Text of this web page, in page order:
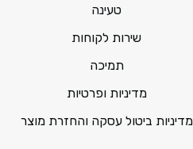
טעינה
שירות לקוחות
תמיכה
מדיניות ופרטיות
מדיניות ביטול עסקה והחזרת מוצר